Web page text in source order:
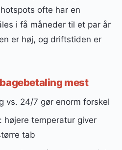
ofte har en
i få måneder til et par år
er høj, og driftstiden er
mest
vs. 24/7 gør enorm forskel
: højere temperatur giver
tab